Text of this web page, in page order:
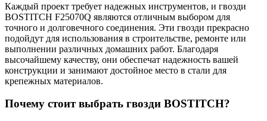
Каждый проект требует надежных инструментов, и гвозди
BOSTITCH F25070Q являются отличным выбором для
точного и долговечного соединения. Эти гвозди прекрасно
подойдут для использования в строительстве, ремонте или
выполнении различных домашних работ. Благодаря
высочайшему качеству, они обеспечат надежность вашей
конструкции и занимают достойное место в стали для
крепежных материалов.
Почему стоит выбрать гвозди BOSTITCH?